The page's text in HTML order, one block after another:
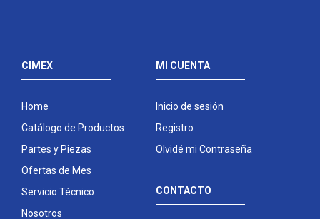
CIMEX
Home
Catálogo de Productos
Partes y Piezas
Ofertas de Mes
Servicio Técnico
Nosotros
MI CUENTA
Inicio de sesión
Registro
Olvidé mi Contraseña
CONTACTO